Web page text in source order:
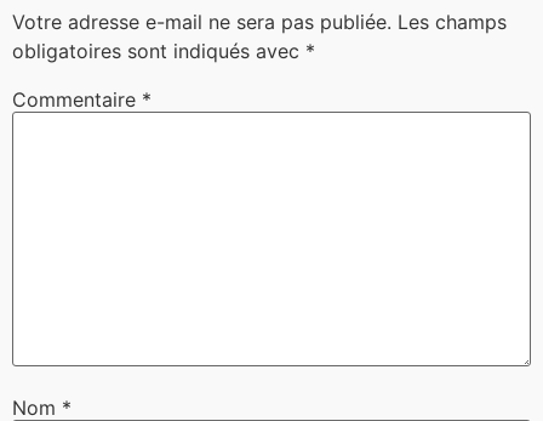
Votre adresse e-mail ne sera pas publiée. Les champs
obligatoires sont indiqués avec *
Commentaire *
Nom *